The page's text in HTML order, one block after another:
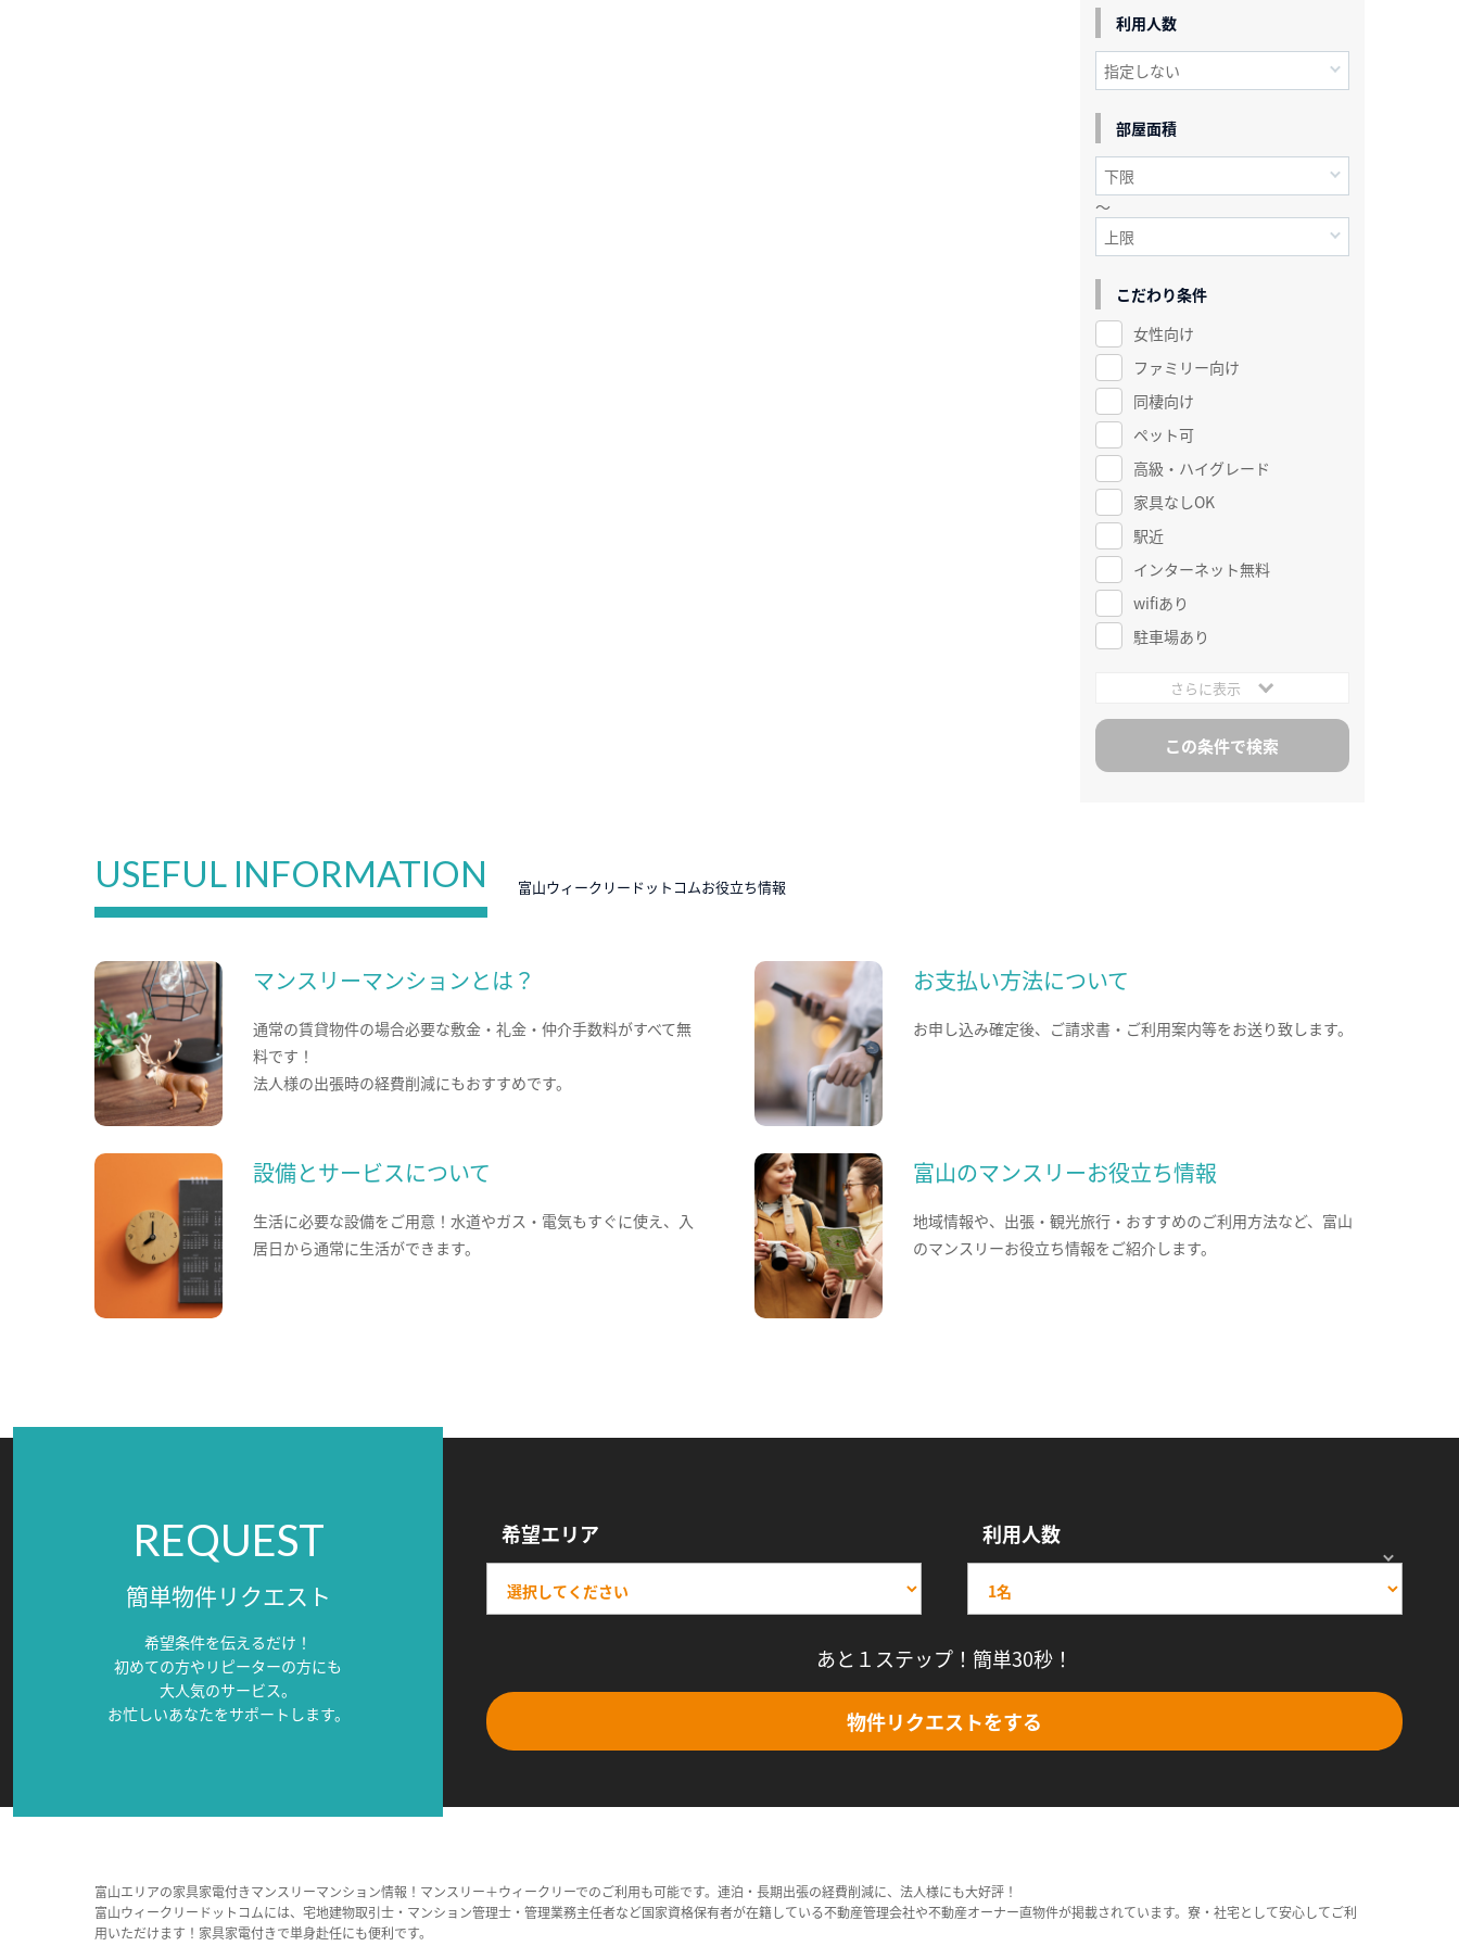
利用人数
部屋面積
～
こだわり条件
女性向け
ファミリー向け
同棲向け
ペット可
高級・ハイグレード
家具なしOK
駅近
インターネット無料
wifiあり
駐車場あり
さらに表示
USEFUL INFORMATION 富山ウィークリードットコムお役立ち情報
マンスリーマンションとは？
通常の賃貸物件の場合必要な敷金・礼金・仲介手数料がすべて無
料です！
法人様の出張時の経費削減にもおすすめです。
お支払い方法について
お申し込み確定後、ご請求書・ご利用案内等をお送り致します。
設備とサービスについて
生活に必要な設備をご用意！水道やガス・電気もすぐに使え、入
居日から通常に生活ができます。
富山のマンスリーお役立ち情報
地域情報や、出張・観光旅行・おすすめのご利用方法など、富山
のマンスリーお役立ち情報をご紹介します。
REQUEST
簡単物件リクエスト
希望条件を伝えるだけ！
初めての方やリピーターの方にも
大人気のサービス。
お忙しいあなたをサポートします。
希望エリア 利用人数
あと１ステップ！簡単30秒！
物件リクエストをする
富山エリアの家具家電付きマンスリーマンション情報！マンスリー＋ウィークリーでのご利用も可能です。連泊・長期出張の経費削減に、法人様にも大好評！
富山ウィークリードットコムには、宅地建物取引士・マンション管理士・管理業務主任者など国家資格保有者が在籍している不動産管理会社や不動産オーナー直物件が掲載されています。寮・社宅として安心してご利
用いただけます！家具家電付きで単身赴任にも便利です。